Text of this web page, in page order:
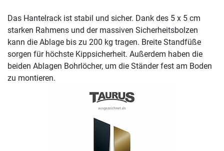
Das Hantelrack ist stabil und sicher. Dank des 5 x 5 cm
starken Rahmens und der massiven Sicherheitsbolzen
kann die Ablage bis zu 200 kg tragen. Breite Standfüße
sorgen für höchste Kippsicherheit. Außerdem haben die
beiden Ablagen Bohrlöcher, um die Ständer fest am Boden
zu montieren.